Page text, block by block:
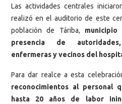
Las actividades centrales
realizó en el auditorio de este
población de Táriba,
presencia de
enfermeras y vecinos del
Para dar realce a esta
reconocimientos al personal
hasta 20 años de labor